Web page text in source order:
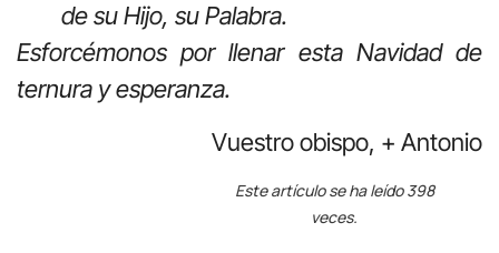
de su Hijo, su Palabra.
Esforcémonos por llenar esta Navidad de
ternura y esperanza.
Vuestro obispo, + Antonio
Este artículo se ha leído 398
veces.